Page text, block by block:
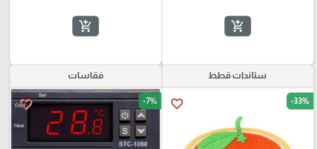
add_shopping_cart
add_shopping_cart
ستاندات قطط
favorite_border -33%
فقاسات
favorite_border -7%